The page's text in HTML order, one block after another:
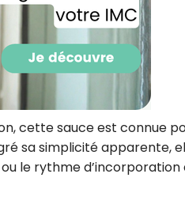
cette sauce est connue
sa simplicité apparente,
le rythme d’incorporation
que la newsletter
Je consens à ce que la société
Prisma Players analyse le taux
des courriels pour mesurer et
performances des campagnes.
pourrons savoir si vous ouvrez les